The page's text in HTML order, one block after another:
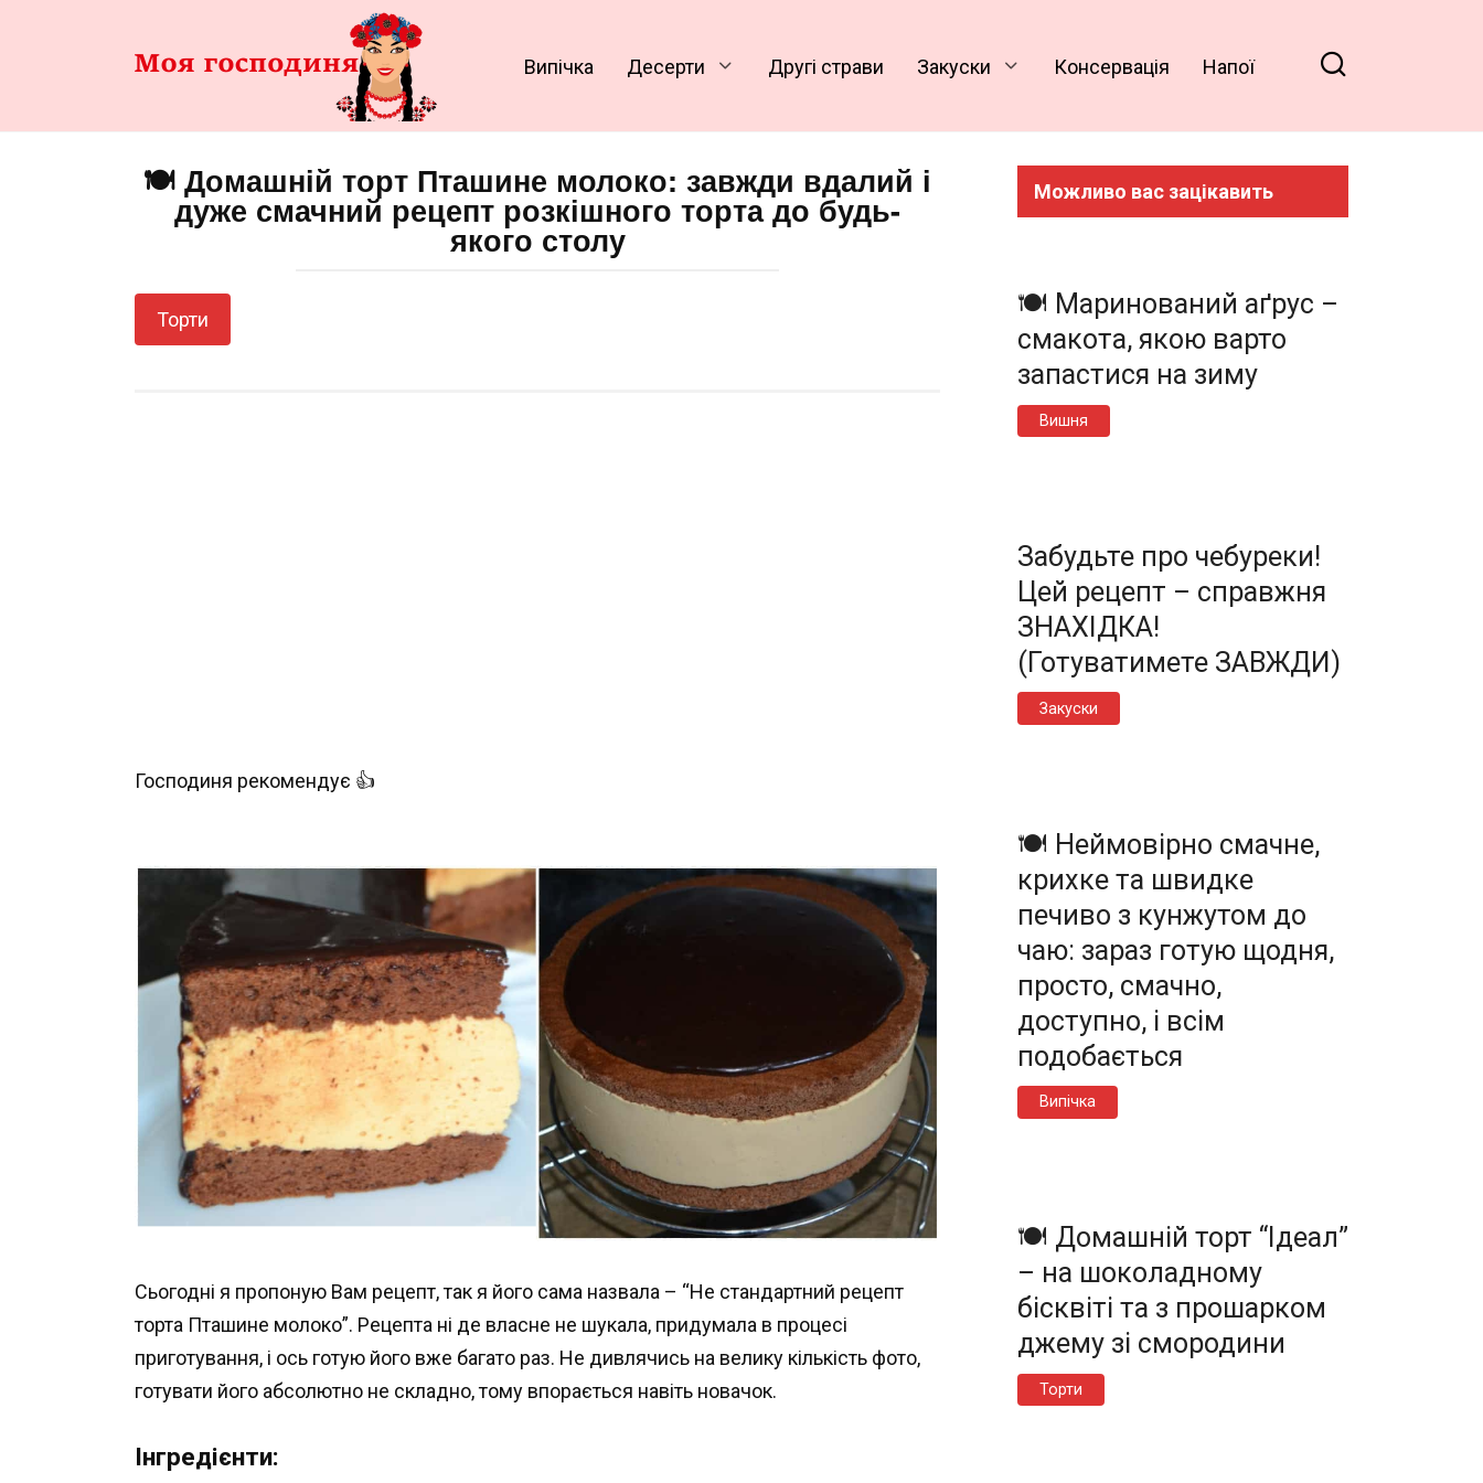
Випічка Десерти Другі страви Закуски Консервація Напої
🍽️ Домашній торт Пташине молоко: завжди вдалий і
дуже смачний рецепт розкішного торта до будь-
якого столу
Торти
Господиня рекомендує 👍
Сьогодні я пропоную Вам рецепт, так я його сама назвала – “Не стандартний рецепт
торта Пташине молоко”. Рецепта ні де власне не шукала, придумала в процесі
приготування, і ось готую його вже багато раз. Не дивлячись на велику кількість фото,
готувати його абсолютно не складно, тому впорається навіть новачок.
Інгредієнти:
Можливо вас зацікавить
🍽️ Маринований аґрус –
смакота, якою варто
запастися на зиму
Вишня
Забудьте про чебуреки!
Цей рецепт – справжня
ЗНАХІДКА!
(Готуватимете ЗАВЖДИ)
Закуски
🍽️ Неймовірно смачне,
крихке та швидке
печиво з кунжутом до
чаю: зараз готую щодня,
просто, смачно,
доступно, і всім
подобається
Випічка
🍽️ Домашній торт “Ідеал”
– на шоколадному
бісквіті та з прошарком
джему зі смородини
Торти